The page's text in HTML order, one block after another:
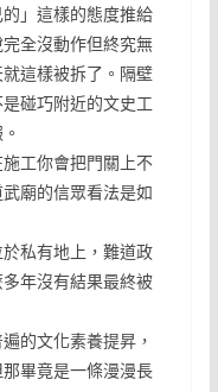
」這樣的態度推給
全沒動作但終究無
這樣被拆了。隔壁
碰巧附近的文史工
工你會把門關上不
廟的信眾看法是如
私有地上，難道政
年沒有結果最終被
的文化素養提昇，
畢竟是一條漫漫長